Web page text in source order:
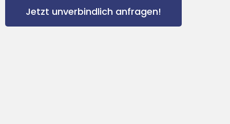
Jetzt unverbindlich anfragen!